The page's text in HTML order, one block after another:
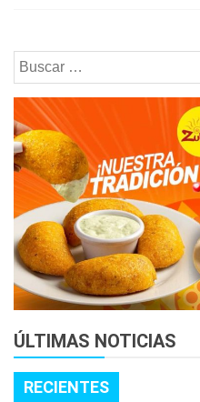
Buscar:
ÚLTIMAS NOTICIAS
RECIENTES